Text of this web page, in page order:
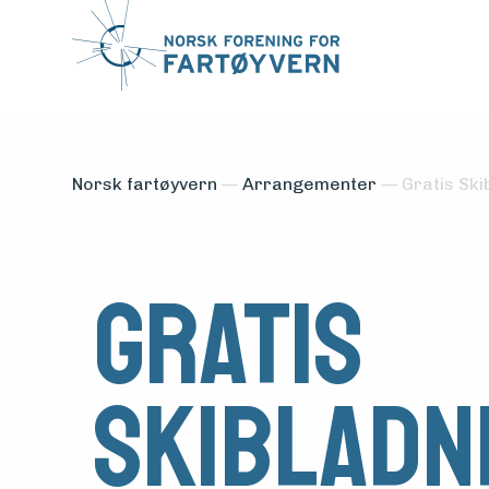
Norsk fartøyvern — Arrangementer — Gratis
Gratis